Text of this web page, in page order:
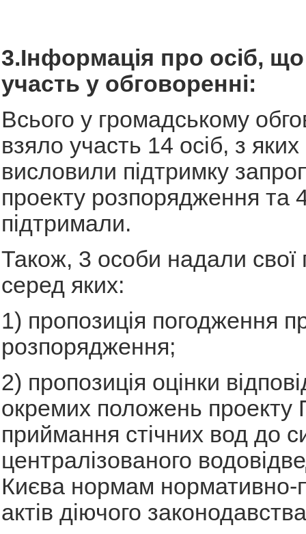
3.Інформація про осіб,
участь у обговоренні:
Всього у громадському
взяло участь 14 осіб, з
висловили підтримку
проекту розпорядження та
підтримали.
Також, 3 особи надали свої
серед яких:
1) пропозиція погодження
розпорядження;
2) пропозиція оцінки
окремих положень проекту
приймання стічних вод до
централізованого
Києва нормам нормативно-
актів діючого